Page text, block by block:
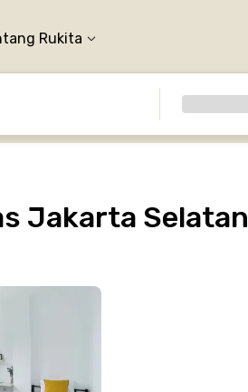
Rukita
Jakarta Selatan